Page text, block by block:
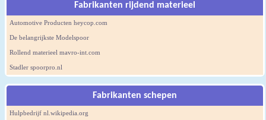
Fabrikanten rijdend materieel
Automotive Producten heycop.com
De belangrijkste Modelspoor
Rollend materieel mavro-int.com
Stadler spoorpro.nl
Fabrikanten schepen
Hulpbedrijf nl.wikipedia.org